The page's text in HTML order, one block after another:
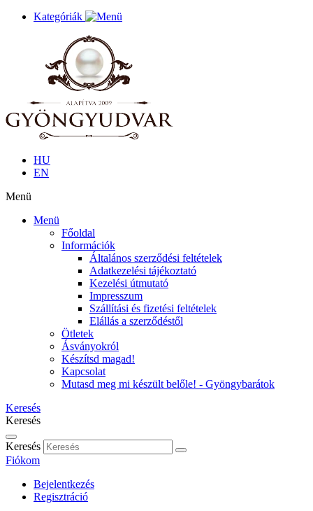
Kategóriák
HU
EN
Menü
Menü
Főoldal
Információk
Általános szerződési feltételek
Adatkezelési tájékoztató
Kezelési útmutató
Impresszum
Szállítási és fizetési feltételek
Elállás a szerződéstől
Ötletek
Ásványokról
Készítsd magad!
Kapcsolat
Mutasd meg mi készült belőle! - Gyöngybarátok
Keresés
Keresés
Keresés
Fiókom
Bejelentkezés
Regisztráció